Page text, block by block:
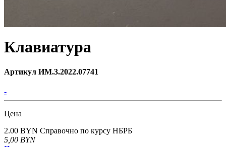
Клавиатура
Артикул ИМ.3.2022.07741
-
Цена
2.00 BYN Справочно по курсу НБРБ
5,00 BYN